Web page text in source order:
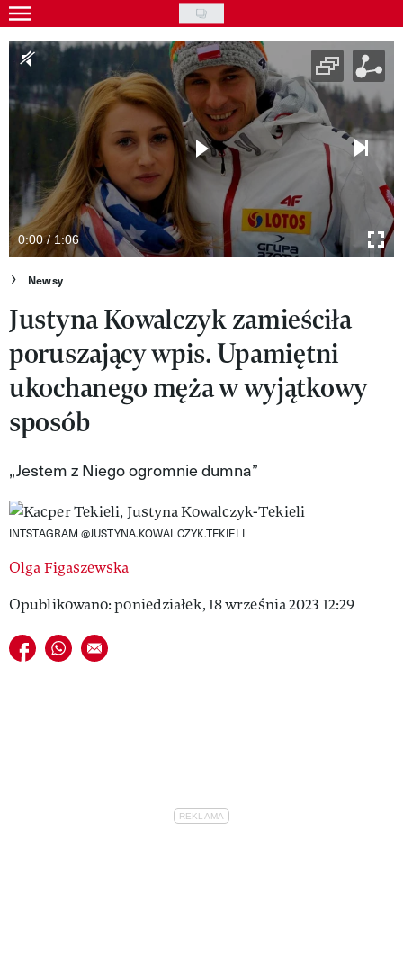
Skip
to
main
content
Gwiazdy
Ludzie
Moda
Styl życia
Kultura
Wideo
Nasze akcje
VIVA!ART
VIVA!MODA
VIVA!LIFESTYLE
VIVA!MAN
VIVA!PEOPLE POWER
VIVA!ITAKA
MAGAZYN VIVA!
0:00 / 1:06
Newsy
Justyna Kowalczyk zamieściła
poruszający wpis. Upamiętni
ukochanego męża w wyjątkowy
sposób
„Jestem z Niego ogromnie dumna”
INTSTAGRAM @JUSTYNA.KOWALCZYK.TEKIELI
Olga Figaszewska
Opublikowano: poniedziałek, 18 września 2023 12:29
Udostępnij na facebook
Udostępnij na whatsapp
E-mail do przyjaciela